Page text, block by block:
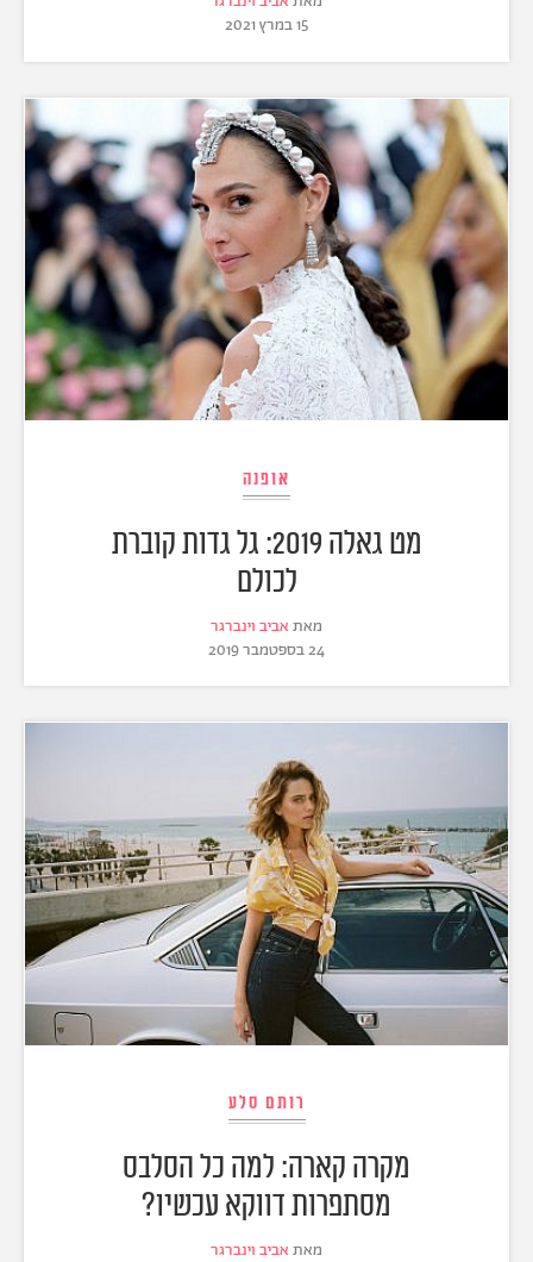
15 במרץ 2021
אופנה
מט גאלה 2019: גל גדות קוברת
לכולם
מאת אביב וינברגר
24 בספטמבר 2019
רותם סלע
מקרה קארה: למה כל הסלבס
מסתפרות דווקא עכשיו?
מאת אביב וינברגר